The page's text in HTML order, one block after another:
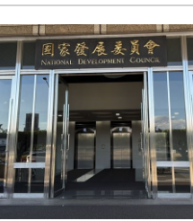
仍待沉澱，但國內6月景氣
支撐力道。專家建議，投
局高股息ETF，藉由具基本
波動風險，於震盪行情中
幅過高之個股，審慎應對